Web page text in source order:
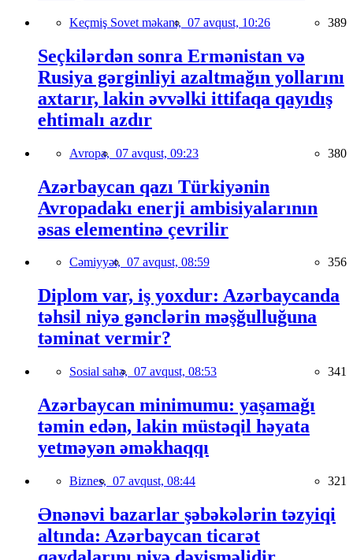
Keçmiş Sovet məkanı, 07 avqust, 10:26 389
Seçkilərdən sonra Ermənistan və
Rusiya gərginliyi azaltmağın yollarını
axtarır, lakin əvvəlki ittifaqa qayıdış
ehtimalı azdır
Avropa, 07 avqust, 09:23 380
Azərbaycan qazı Türkiyənin
Avropadakı enerji ambisiyalarının
əsas elementinə çevrilir
Cəmiyyət, 07 avqust, 08:59 356
Diplom var, iş yoxdur: Azərbaycanda
təhsil niyə gənclərin məşğulluğuna
təminat vermir?
Sosial sahə, 07 avqust, 08:53 341
Azərbaycan minimumu: yaşamağı
təmin edən, lakin müstəqil həyata
yetməyən əməkhaqqı
Biznes, 07 avqust, 08:44 321
Ənənəvi bazarlar şəbəkələrin təzyiqi
altında: Azərbaycan ticarət